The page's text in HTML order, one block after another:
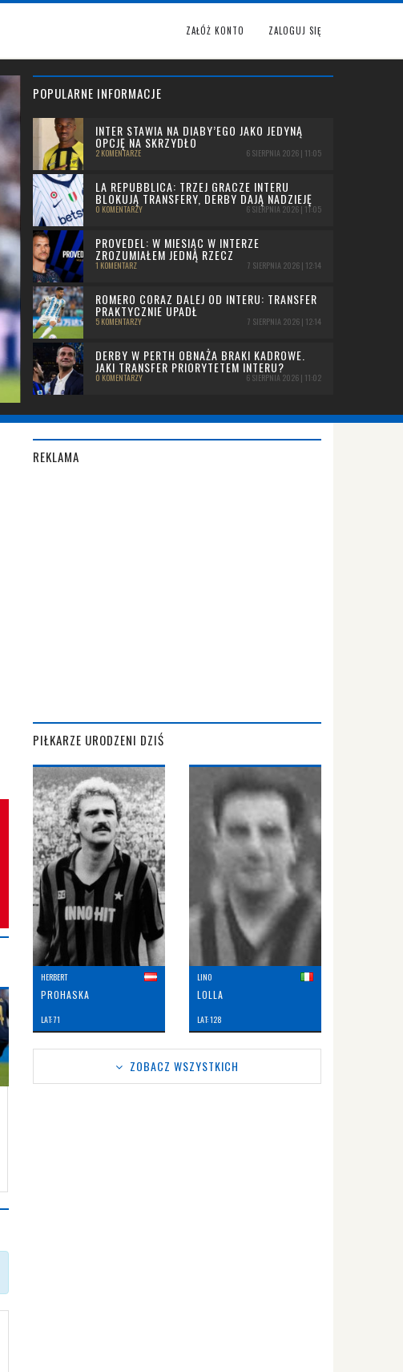
ZAŁÓŻ KONTO ZALOGUJ SIĘ
POPULARNE INFORMACJE
INTER STAWIA NA DIABY’EGO JAKO JEDYNĄ
OPCJĘ NA SKRZYDŁO
2 KOMENTARZE 6 SIERPNIA 2026 | 11:05
LA REPUBBLICA: TRZEJ GRACZE INTERU
BLOKUJĄ TRANSFERY, DERBY DAJĄ NADZIEJĘ
0 KOMENTARZY 6 SIERPNIA 2026 | 11:05
PROVEDEL: W MIESIĄC W INTERZE
ZROZUMIAŁEM JEDNĄ RZECZ
1 KOMENTARZ 7 SIERPNIA 2026 | 12:14
ROMERO CORAZ DALEJ OD INTERU: TRANSFER
PRAKTYCZNIE UPADŁ
5 KOMENTARZY 7 SIERPNIA 2026 | 12:14
DERBY W PERTH OBNAŻA BRAKI KADROWE.
JAKI TRANSFER PRIORYTETEM INTERU?
0 KOMENTARZY 6 SIERPNIA 2026 | 11:02
REKLAMA
PIŁKARZE URODZENI DZIŚ
HERBERT
PROHASKA
LAT: 71
LINO
LOLLA
LAT: 128
ZOBACZ WSZYSTKICH